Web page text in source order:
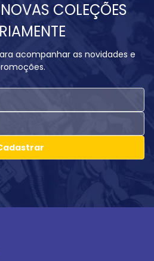
COLEÇÕES
acompanhar as novidades e